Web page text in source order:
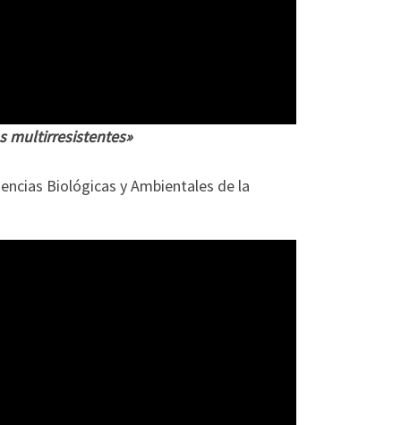
multirresistentes»
Biológicas y Ambientales de la